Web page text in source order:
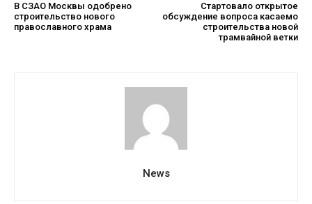
В СЗАО Москвы одобрено
строительство нового
православного храма
Стартовало открытое
обсуждение вопроса касаемо
строительства новой
трамвайной ветки
News